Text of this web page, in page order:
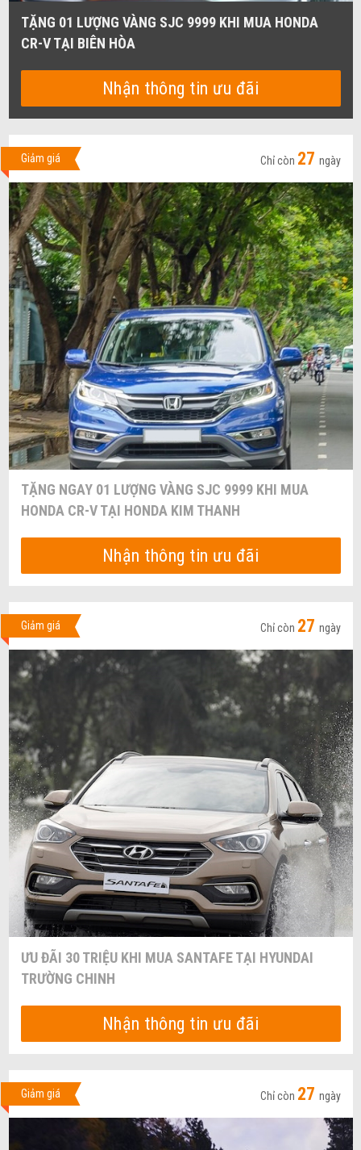
TẶNG 01 LƯỢNG VÀNG SJC 9999 KHI MUA HONDA
CR-V TẠI BIÊN HÒA
Nhận thông tin ưu đãi
Giảm giá Chỉ còn 27 ngày
TẶNG NGAY 01 LƯỢNG VÀNG SJC 9999 KHI MUA
HONDA CR-V TẠI HONDA KIM THANH
Nhận thông tin ưu đãi
Giảm giá Chỉ còn 27 ngày
ƯU ĐÃI 30 TRIỆU KHI MUA SANTAFE TẠI HYUNDAI
TRƯỜNG CHINH
Nhận thông tin ưu đãi
Giảm giá Chỉ còn 27 ngày